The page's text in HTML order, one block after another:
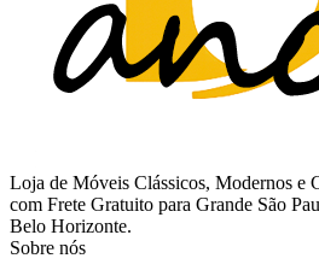
Loja de Móveis Clássicos, Modernos e
com Frete Gratuito para Grande São
Belo Horizonte.
Sobre nós